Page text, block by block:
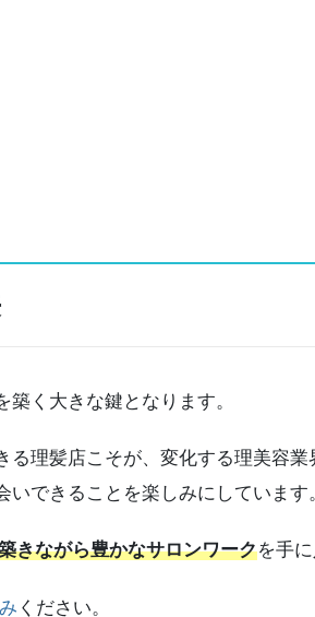
く大きな鍵となります。
髪店こそが、変化する理美容業
できることを楽しみにしています
きながら豊かなサロンワークを手
ください。